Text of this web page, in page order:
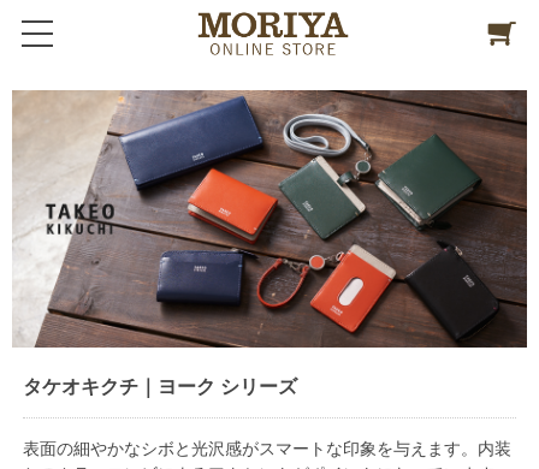
タケオキクチ｜ヨーク シリーズ
表面の細やかなシボと光沢感がスマートな印象を与えます。内装